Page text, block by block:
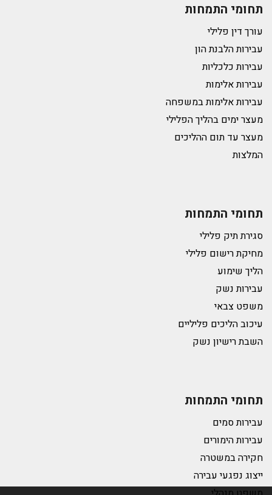
תחומי התמחות
עורך דין פלילי
עבירות הלבנת הון
עבירות כלכליות
עבירות אלימות
עבירות אלימות במשפחה
מעצר ימים בהליך הפלילי
מעצר עד תום ההליכים
המלצות
תחומי התמחות
סגירת תיק פלילי
מחיקת רישום פלילי
הליך שימוע
עבירות נשק
משפט צבאי
עיכוב הליכים פליליים
השבת רישיון נשק
תחומי התמחות
עבירות סמים
עבירות הימורים
חקירה במשטרה
ייצוג נפגעי עבירה